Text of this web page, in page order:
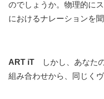
のでしょうか。物理的に
におけるナレーションを
ART iT しかし、あなた
組み合わせから、同じく